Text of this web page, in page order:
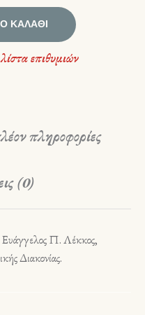
ΚΑΛΆΘΙ
επιθυμιών
πληροφορίες
(0)
Ευάγγελος Π. Λέκκος,
Διακονίας.